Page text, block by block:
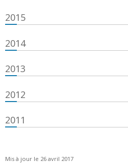
2015
2014
2013
2012
2011
Mis à jour le 26 avril 2017